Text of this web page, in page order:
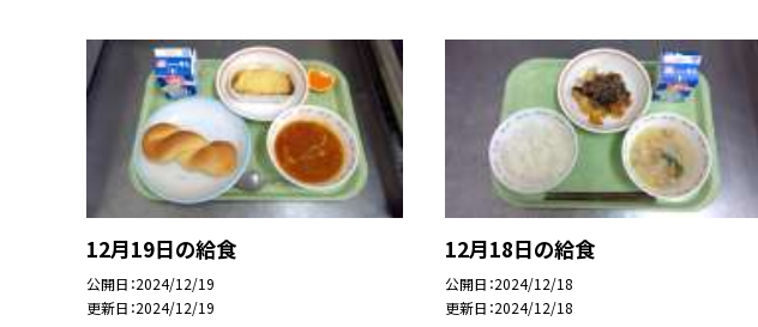
12月19日の給食
公開日 2024/12/19
更新日 2024/12/19
12月18日の給食
公開日 2024/12/18
更新日 2024/12/18